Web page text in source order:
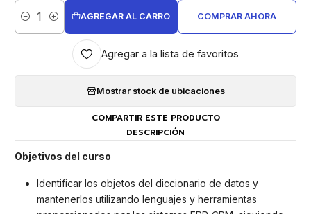
Cantidad
AGREGAR AL CARRO COMPRAR AHORA
Agregar a la lista de favoritos
Mostrar stock de ubicaciones
COMPARTIR ESTE PRODUCTO
DESCRIPCIÓN
Objetivos del curso
Identificar los objetos del diccionario de datos y
mantenerlos utilizando lenguajes y herramientas